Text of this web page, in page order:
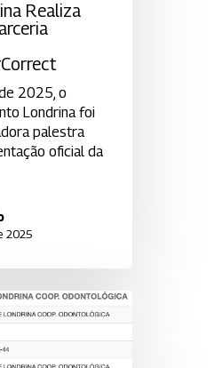
Realiza
2025, o
Londrina foi
palestra
oficial da
2025